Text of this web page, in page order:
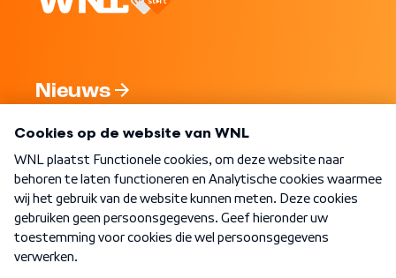
Nieuws
Nieuwsbrief
Word Lid